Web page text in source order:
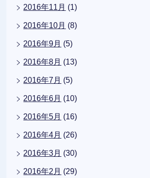
2016年11月 (1)
2016年10月 (8)
2016年9月 (5)
2016年8月 (13)
2016年7月 (5)
2016年6月 (10)
2016年5月 (16)
2016年4月 (26)
2016年3月 (30)
2016年2月 (29)